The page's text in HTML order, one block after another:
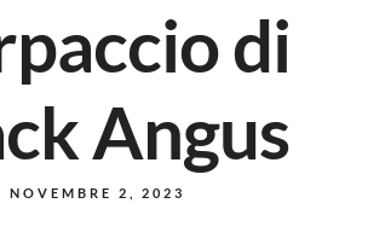
di
Angus
NOVEMBRE 2, 2023